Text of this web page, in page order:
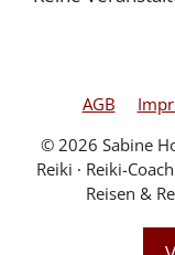
AGB
© 2026 Sabine
Reiki ∙ Reiki-
Reisen &